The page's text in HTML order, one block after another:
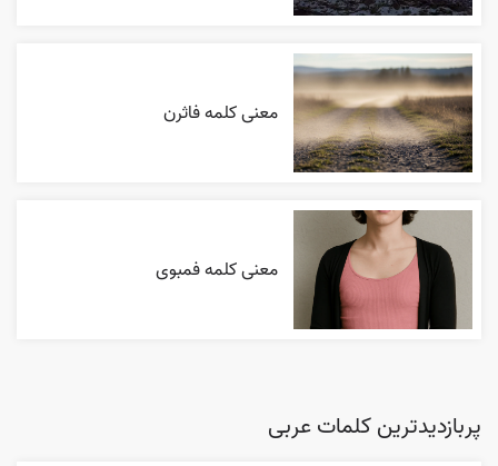
معنی کلمه فاثرن
معنی کلمه فمبوی
پربازدیدترین کلمات عربی